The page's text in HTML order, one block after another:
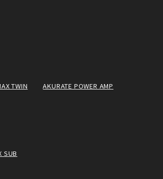
TWIN AKURATE POWER AMP
SUB